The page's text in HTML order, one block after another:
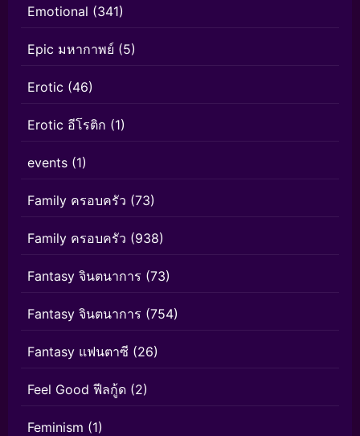
Emotional (341)
Epic มหากาพย์ (5)
Erotic (46)
Erotic อีโรติก (1)
events (1)
Family ครอบครัว (73)
Family ครอบครัว (938)
Fantasy จินตนาการ (73)
Fantasy จินตนาการ (754)
Fantasy แฟนตาซี (26)
Feel Good ฟีลกู้ด (2)
Feminism (1)